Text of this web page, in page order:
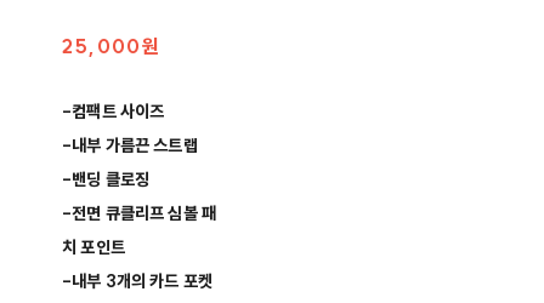
25,000원
-컴팩트 사이즈
-내부 가름끈 스트랩
-밴딩 클로징
-전면 큐클리프 심볼 패
치 포인트
-내부 3개의 카드 포켓